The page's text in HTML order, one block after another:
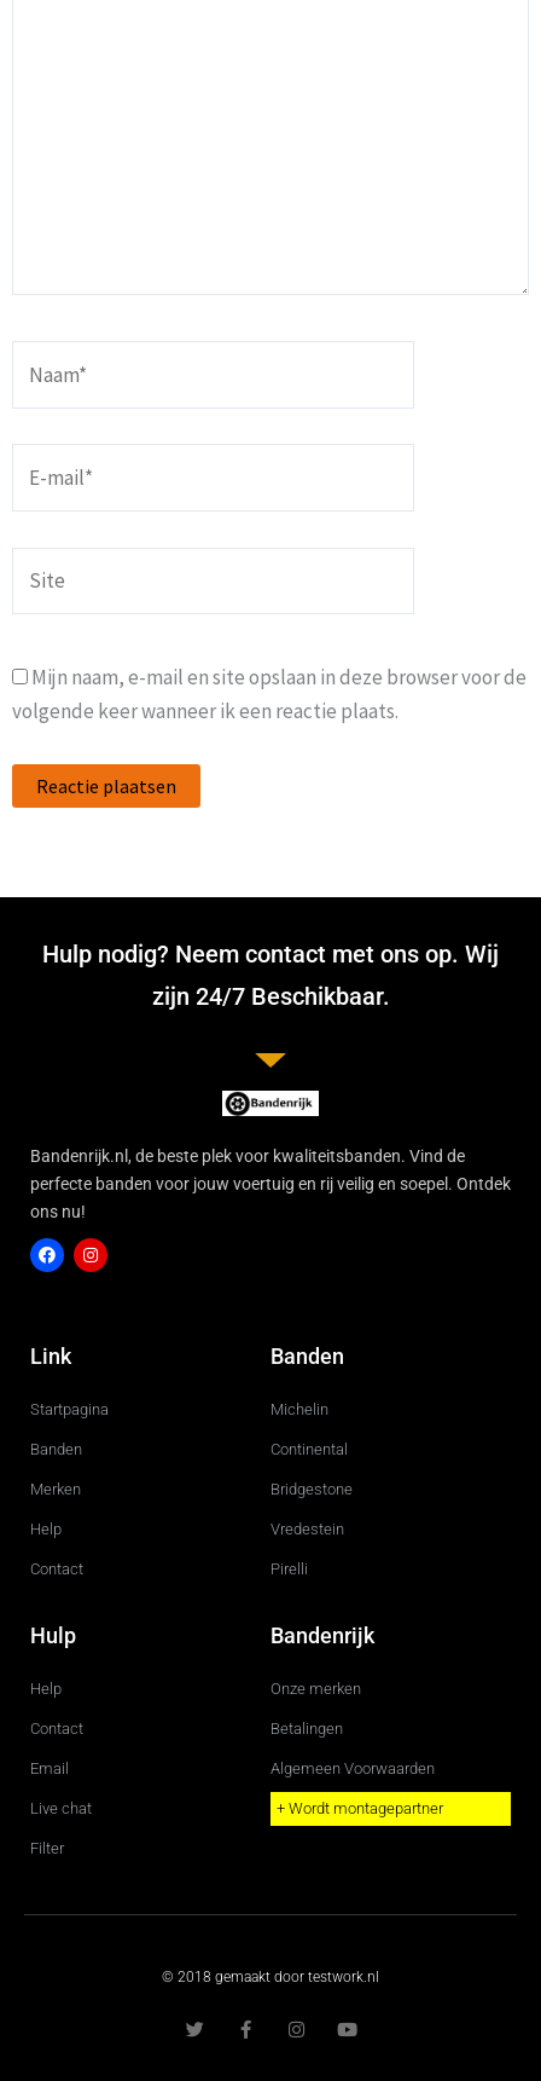
mail*
Mijn naam, e-mail en site opslaan in deze browser voor de
volgende keer wanneer ik een reactie plaats.
Hulp nodig? Neem contact met ons op. Wij
zijn 24/7 Beschikbaar.
Bandenrijk.nl, de beste plek voor kwaliteitsbanden. Vind de
perfecte banden voor jouw voertuig en rij veilig en soepel. Ontdek
ons nu!
c
e
o
g
r
Link
Startpagina
Banden
Merken
Help
Contact
Banden
Michelin
Continental
Bridgestone
Vredestein
Pirelli
Hulp
Help
Contact
Email
Live chat
Filter
Bandenrijk
Onze merken
Betalingen
Algemeen Voorwaarden
+ Wordt montagepartner
© 2018 gemaakt door testwork.nl
w
i
a
c
n
s
o
u